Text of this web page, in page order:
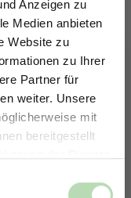
Anzeigen zu
Medien anbieten
Website zu
zu Ihrer
Partner für
weiter. Unsere
mit
bereitgestellt
AUF